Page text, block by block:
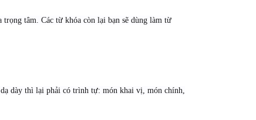
tâm. Các từ khóa còn lại bạn sẽ dùng làm từ
dày thì lại phải có trình tự: món khai vị, món chính,